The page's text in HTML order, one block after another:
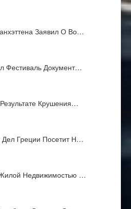
Заявил О Во…
Фестиваль Документ…
Крушения…
Греции Посетит Н…
Недвижимостью …